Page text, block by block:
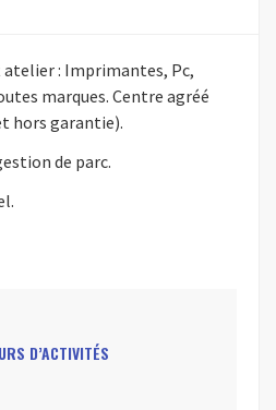
: Imprimantes, Pc,
marques. Centre agréé
hors garantie).
de parc.
D’ACTIVITÉS